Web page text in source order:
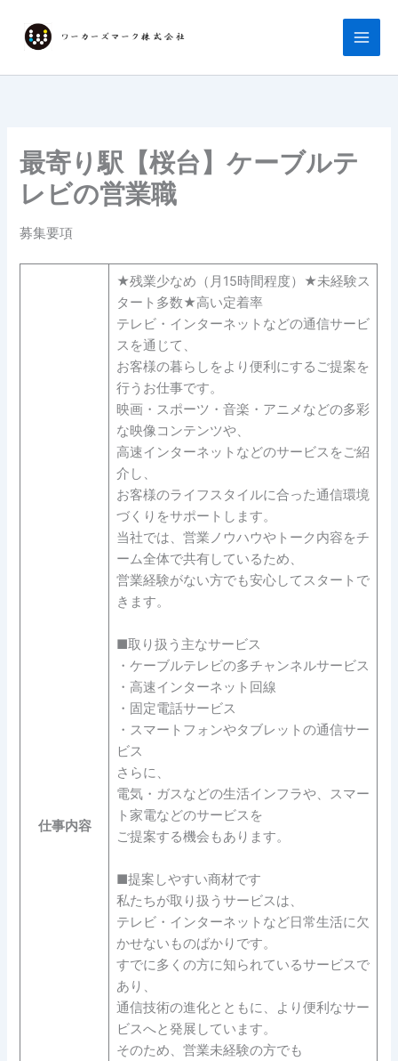
ス
最寄り駅【桜台】ケーブルテ
レビの営業職
募集要項
仕事内容
★残業少なめ（月15時間程度）★未経験ス
タート多数★高い定着率
テレビ・インターネットなどの通信サービ
スを通じて、
お客様の暮らしをより便利にするご提案を
行うお仕事です。
映画・スポーツ・音楽・アニメなどの多彩
な映像コンテンツや、
高速インターネットなどのサービスをご紹
介し、
お客様のライフスタイルに合った通信環境
づくりをサポートします。
当社では、営業ノウハウやトーク内容をチ
ーム全体で共有しているため、
営業経験がない方でも安心してスタートで
きます。
■取り扱う主なサービス
・ケーブルテレビの多チャンネルサービス
・高速インターネット回線
・固定電話サービス
・スマートフォンやタブレットの通信サー
ビス
さらに、
電気・ガスなどの生活インフラや、スマー
ト家電などのサービスを
ご提案する機会もあります。
■提案しやすい商材です
私たちが取り扱うサービスは、
テレビ・インターネットなど日常生活に欠
かせないものばかりです。
すでに多くの方に知られているサービスで
あり、
通信技術の進化とともに、より便利なサー
ビスへと発展しています。
そのため、営業未経験の方でも